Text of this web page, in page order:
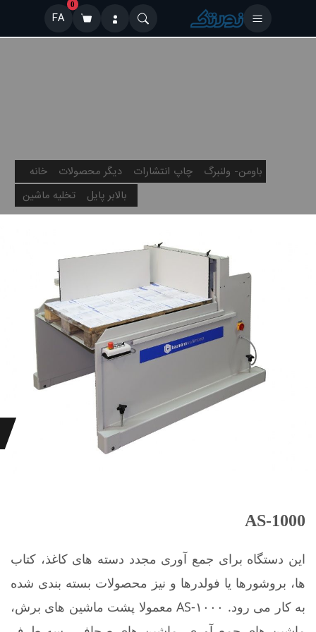
0
FA
خانه دیگر محصولات چاپ انتشارات
باومن- ولنبرگ
تخلیه ماشین
بالابر پایل
AS-1000
این دستگاه برای جمع آوری مجدد دسته های کاغذ، کتاب
ها، بروشورها یا فولدرها و نیز محصولات بسته بندی شده
به کار می رود. AS-۱۰۰۰ معمولا پشت ماشین های برش،